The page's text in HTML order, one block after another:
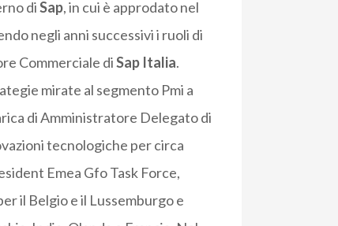
diSap, in cui è approdato nel
negli anni successivi i ruoli di
Commerciale diSap Italia.
mirate al segmento Pmi a
di Amministratore Delegato di
tecnologiche per circa
Emea Gfo Task Force,
il Belgio e il Lussemburgo e